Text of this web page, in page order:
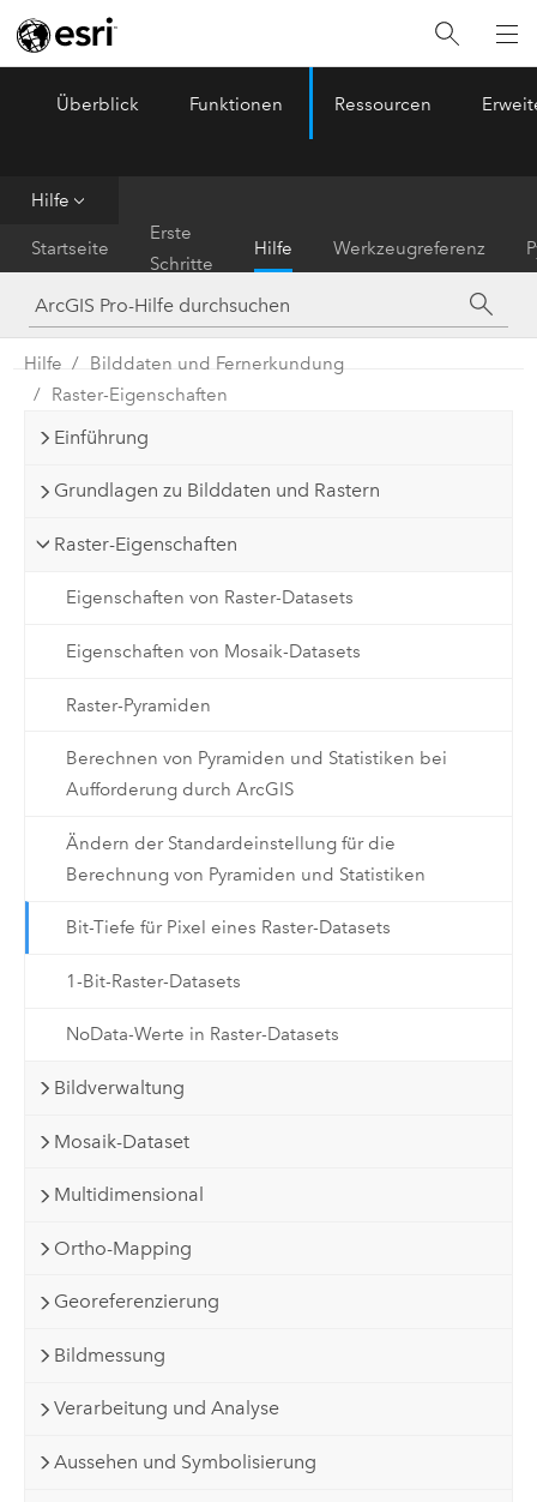
ArcGIS Pro
Überblick Funktionen Ressourcen
Hilfe
Startseite
Erste
Schritte
Hilfe Werkzeugreferenz
Hilfe
Bilddaten und Fernerkundung
Raster-Eigenschaften
Einführung
Grundlagen zu Bilddaten und Rastern
Raster-Eigenschaften
Eigenschaften von Raster-Datasets
Eigenschaften von Mosaik-Datasets
Raster-Pyramiden
Berechnen von Pyramiden und Statistiken bei
Aufforderung durch ArcGIS
Ändern der Standardeinstellung für die
Berechnung von Pyramiden und Statistiken
Bit-Tiefe für Pixel eines Raster-Datasets
1-Bit-Raster-Datasets
NoData-Werte in Raster-Datasets
Bildverwaltung
Mosaik-Dataset
Multidimensional
Ortho-Mapping
Georeferenzierung
Bildmessung
Verarbeitung und Analyse
Aussehen und Symbolisierung